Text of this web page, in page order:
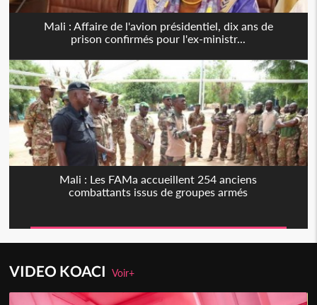
Mali : Affaire de l'avion présidentiel, dix ans de
prison confirmés pour l'ex-ministr...
Mali : Les FAMa accueillent 254 anciens
combattants issus de groupes armés
VIDEO KOACIVoir+